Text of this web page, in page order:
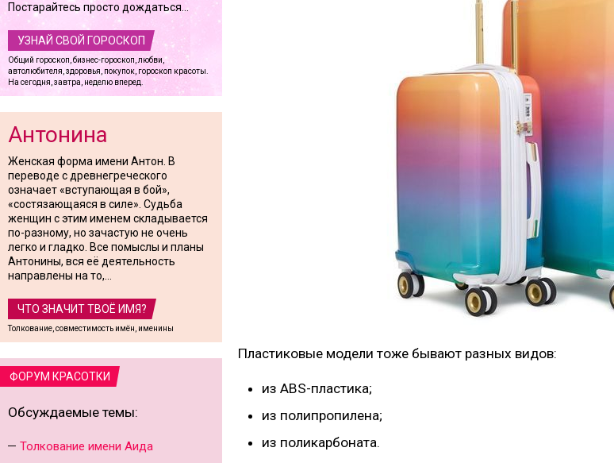
Постарайтесь просто дождаться...
УЗНАЙ СВОЙ ГОРОСКОП
Общий гороскоп, бизнес-гороскоп, любви,
автолюбителя, здоровья, покупок, гороскоп красоты.
На сегодня, завтра, неделю вперед.
Антонина
Женская форма имени Антон. В
переводе с древнегреческого
означает «вступающая в бой»,
«состязающаяся в силе». Судьба
женщин с этим именем складывается
по-разному, но зачастую не очень
легко и гладко. Все помыслы и планы
Антонины, вся её деятельность
направлены на то,...
ЧТО ЗНАЧИТ ТВОЁ ИМЯ?
Толкование, совместимость имён, именины
ФОРУМ КРАСОТКИ
Обсуждаемые темы:
Толкование имени Аида
Пластиковые модели тоже бывают разных видов:
из ABS-пластика;
из полипропилена;
из поликарбоната.